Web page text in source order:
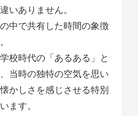
いありません。
中で共有した時間の象徴
校時代の「あるある」と
当時の独特の空気を思い
かしさを感じさせる特別
ます。